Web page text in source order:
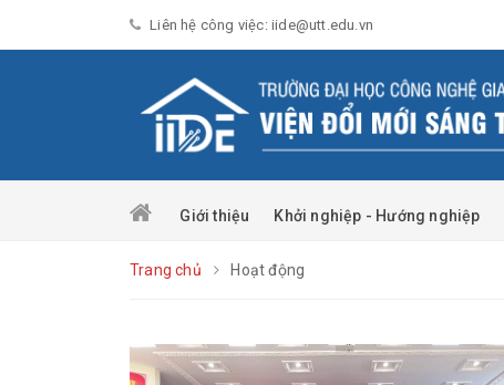
Liên hệ công việc: iide@utt.edu.vn
Giới thiệu Khởi nghiệp - Hướng nghiệp
Trang chủ Hoạt động